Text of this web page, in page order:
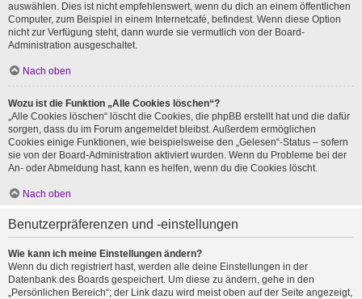
auswählen. Dies ist nicht empfehlenswert, wenn du dich an einem öffentlichen
Computer, zum Beispiel in einem Internetcafé, befindest. Wenn diese Option
nicht zur Verfügung steht, dann wurde sie vermutlich von der Board-
Administration ausgeschaltet.
Nach oben
Wozu ist die Funktion „Alle Cookies löschen“?
„Alle Cookies löschen“ löscht die Cookies, die phpBB erstellt hat und die dafür
sorgen, dass du im Forum angemeldet bleibst. Außerdem ermöglichen
Cookies einige Funktionen, wie beispielsweise den „Gelesen“-Status – sofern
sie von der Board-Administration aktiviert wurden. Wenn du Probleme bei der
An- oder Abmeldung hast, kann es helfen, wenn du die Cookies löscht.
Nach oben
Benutzerpräferenzen und -einstellungen
Wie kann ich meine Einstellungen ändern?
Wenn du dich registriert hast, werden alle deine Einstellungen in der
Datenbank des Boards gespeichert. Um diese zu ändern, gehe in den
„Persönlichen Bereich“; der Link dazu wird meist oben auf der Seite angezeigt,